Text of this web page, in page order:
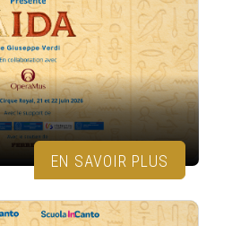
EN SAVOIR PLUS